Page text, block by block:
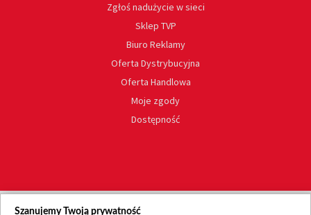
Zgłoś nadużycie w sieci
Sklep TVP
Biuro Reklamy
Oferta Dystrybucyjna
Oferta Handlowa
Moje zgody
Dostępność
Szanujemy Twoją prywatność